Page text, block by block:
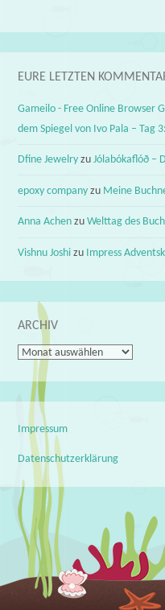
EURE LETZTEN
Gameilo - Free Online Browser
dem Spiegel von Ivo Pala – Tag
Dfine Jewelry zuJólabókaflóð –
epoxy company zu Meine
Anna Achen zuWelttag des
Vishnu Joshi zu Impress
ARCHIV
Archiv
Impressum
Datenschutzerklärung